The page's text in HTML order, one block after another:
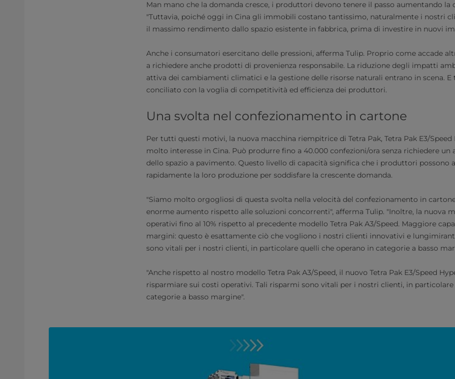
Man mano che la domanda cresce, i produttori devono tenere il passo aumentando la
"Tuttavia, poiché oggi in Cina gli immobili costano tantissimo, naturalmente i nostri
il massimo rendimento dallo spazio esistente in fabbrica, prima di investire in nuovi
Anche i consumatori esercitano delle pressioni, afferma Tulip. Proprio come accade
a richiedere anche prodotti di provenienza responsabile. La riduzione degli impatti
attiva dei cambiamenti climatici e la gestione delle risorse naturali entrano in scena.
conciliato con la voglia di competitività ed efficienza dei produttori.
Una svolta nel confezionamento in cartone
Per tutti questi motivi, la nuova macchina riempitrice di Tetra Pak, Tetra Pak E3/Speed
molto interesse in Cina. Può produrre fino a 40.000 confezioni/ora senza richiedere
dello spazio a pavimento. Questo livello di capacità significa che i produttori possono
rapidamente la loro produzione per soddisfare la crescente domanda.
"Siamo molto orgogliosi di questa svolta nella velocità del confezionamento in
enorme aumento rispetto alle soluzioni concorrenti", afferma Tulip. "Inoltre, la nuova
operativi fino al 10% rispetto al precedente modello Tetra Pak A3/Speed. Maggiore
margini: questo è esattamente ciò che vogliono i nostri clienti innovativi e
sono vitali per i nostri clienti, in particolare quelli che operano in categorie a basso
"Anche rispetto al nostro modello Tetra Pak A3/Speed, il nuovo Tetra Pak E3/Speed
risparmiare sui costi operativi. Tali risparmi sono vitali per i nostri clienti, in
categorie a basso margine".